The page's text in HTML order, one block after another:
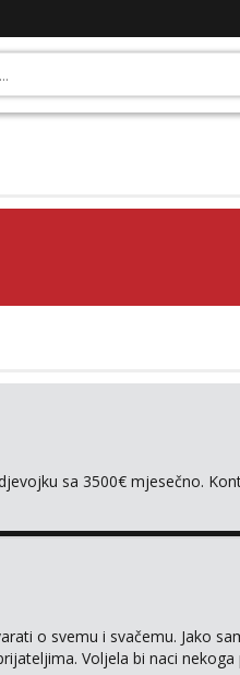
sa 3500€ mjesečno.
o svemu i svačemu. Jako
Voljela bi naci nekoga